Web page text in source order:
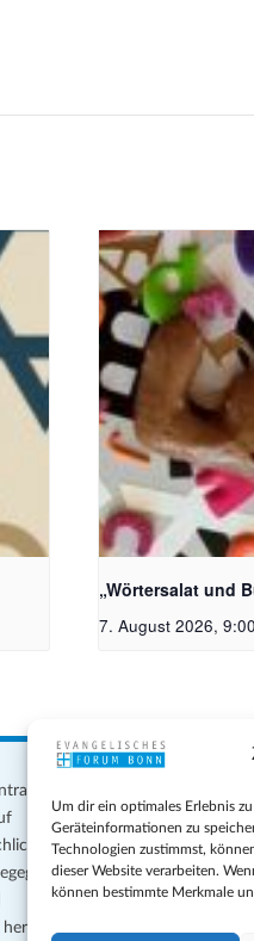
Um dir ein optimales Erlebnis
Geräteinformationen zu
Technologien zustimmst,
dieser Website verarbeiten.
können bestimmte Merkmale
KI
Bildquelle_
Meinersmann
„Wörtersalat und
7. August 2026, 9:00
Datenschutz
Evangelische
Cookie-Richtlinie